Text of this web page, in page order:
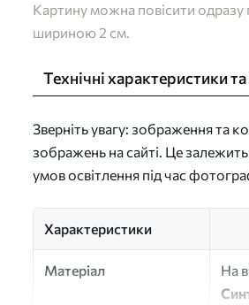
Картину можна повісити одразу
шириною 2 см.
Технічні характеристики
Зверніть увагу: зображення та
зображень на сайті. Це
умов освітлення під час
Характеристики
Матеріал
На